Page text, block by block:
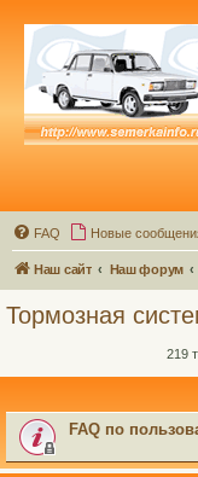
FAQ Новые
Наш сайт Наш форум
Тормозная
219
FAQ по